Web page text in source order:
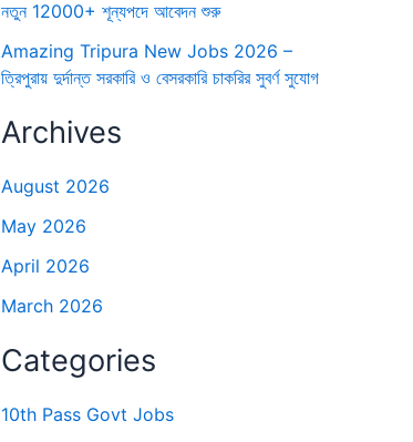
নতুন 12000+ শূন্যপদে আবেদন শুরু
Amazing Tripura New Jobs 2026 –
ত্রিপুরায় দুর্দান্ত সরকারি ও বেসরকারি চাকরির সুবর্ণ সুযোগ
Archives
August 2026
May 2026
April 2026
March 2026
Categories
10th Pass Govt Jobs